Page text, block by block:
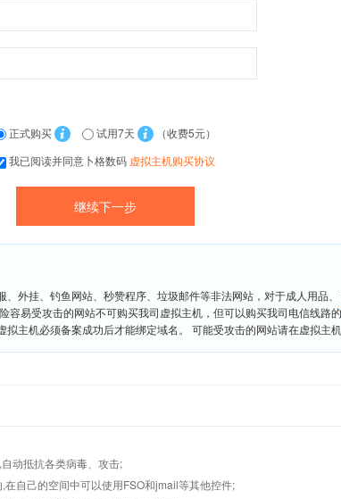
正式购买 试用7天
（收费5元）
我已阅读并同意卜格数码 虚拟主机购买协议
外挂、钓鱼网站、秒赞程序、垃圾邮件等非法网站，对于成人用品
容易受攻击的网站不可购买我司虚拟主机，但可以购买我司电信线路的
拟主机必须备案成功后才能绑定域名。 可能受攻击的网站请在虚拟主
动抵抗各类病毒、攻击;
自己的空间中可以使用FSO和jmail等其他控件;